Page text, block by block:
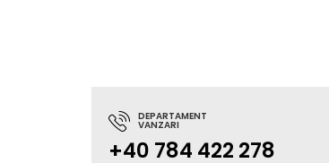
DEPARTAMENT
VANZARI
+40 784 422 278